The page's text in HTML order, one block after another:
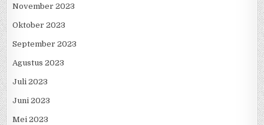
November 2023
Oktober 2023
September 2023
Agustus 2023
Juli 2023
Juni 2023
Mei 2023